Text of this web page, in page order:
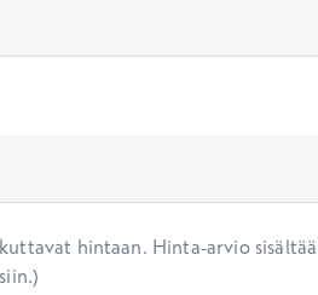
hintaan. Hinta-arvio